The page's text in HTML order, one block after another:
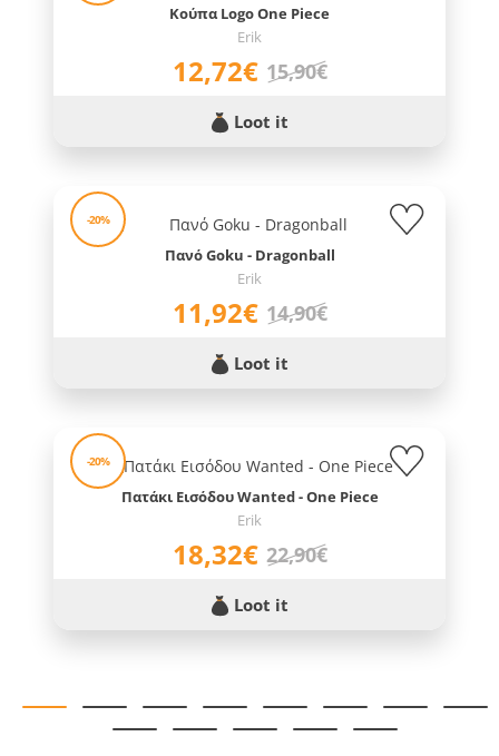
Κούπα Logo One Piece
Erik
12,72€ 15,90€
Loot it
-20%
Πανό Goku - Dragonball
Erik
11,92€ 14,90€
Loot it
-20%
Πατάκι Εισόδου Wanted - One Piece
Erik
18,32€ 22,90€
Loot it